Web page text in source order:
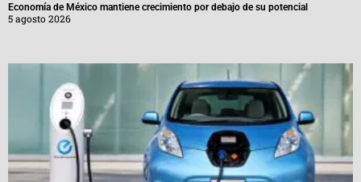
Economía de México mantiene crecimiento por debajo de su potencial
5 agosto 2026